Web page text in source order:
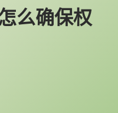
么确保权